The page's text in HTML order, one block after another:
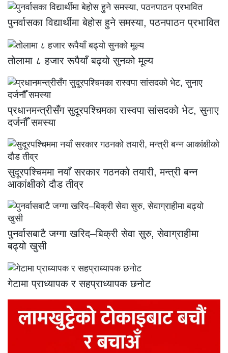
पुनर्वासका विद्यार्थीमा बेहोस हुने समस्या, पठनपाठन प्रभावित
तोलामा ८ हजार रूपैयाँ बढ्यो सुनको मूल्य
प्रधानमन्त्रीसँग सुदूरपश्चिमका रास्वपा सांसदको भेट, सुनाए
दर्जनौँ समस्या
सुदूरपश्चिममा नयाँ सरकार गठनको तयारी, मन्त्री बन्न
आकांक्षीको दौड तीव्र
पुनर्वासबाटै जग्गा खरिद–बिक्री सेवा सुरु, सेवाग्राहीमा
बढ्यो खुसी
गेटामा प्राध्यापक र सहप्राध्यापक छनोट